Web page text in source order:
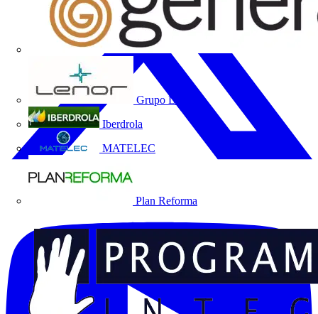
Grupo Lenor
Iberdrola
MATELEC
Plan Reforma